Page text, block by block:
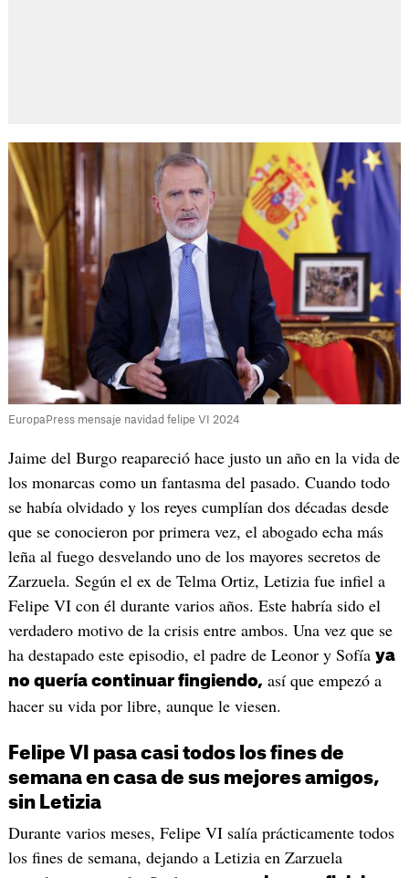
EuropaPress mensaje navidad felipe VI 2024
Jaime del Burgo reapareció hace justo un año en la vida de
los monarcas como un fantasma del pasado. Cuando todo
se había olvidado y los reyes cumplían dos décadas desde
que se conocieron por primera vez, el abogado echa más
leña al fuego desvelando uno de los mayores secretos de
Zarzuela. Según el ex de Telma Ortiz, Letizia fue infiel a
Felipe VI con él durante varios años. Este habría sido el
verdadero motivo de la crisis entre ambos. Una vez que se
ha destapado este episodio, el padre de Leonor y Sofía ya
no quería continuar fingiendo, así que empezó a
hacer su vida por libre, aunque le viesen.
Felipe VI pasa casi todos los fines de
semana en casa de sus mejores amigos,
sin Letizia
Durante varios meses, Felipe VI salía prácticamente todos
los fines de semana, dejando a Letizia en Zarzuela